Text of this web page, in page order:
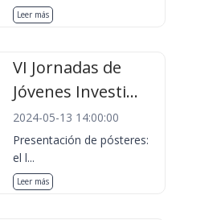
Leer más
VI Jornadas de
Jóvenes Investi...
2024-05-13 14:00:00
Presentación de pósteres:
el l...
Leer más